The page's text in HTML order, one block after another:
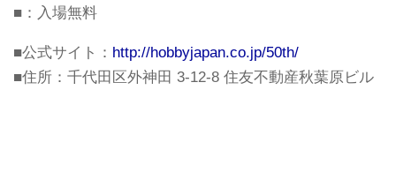
■：入場無料
■公式サイト： http://hobbyjapan.co.jp/50th/
■住所：千代田区外神田 3-12-8 住友不動産秋葉原ビル